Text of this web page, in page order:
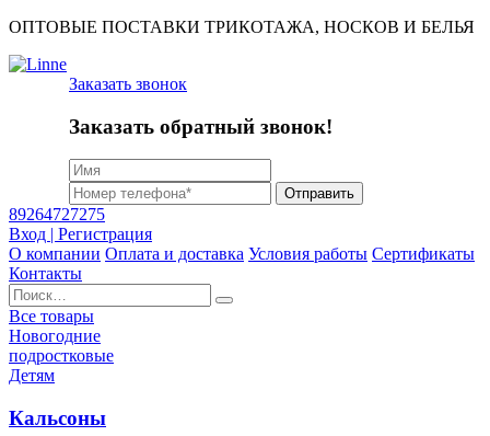
ОПТОВЫЕ ПОСТАВКИ ТРИКОТАЖА, НОСКОВ И БЕЛЬЯ
Заказать звонок
Заказать обратный звонок!
Отправить
89264727275
Вход | Регистрация
О компании Оплата и доставка Условия работы Сертификаты
Контакты
Найти:
Все товары
Новогодние
подростковые
Детям
Кальсоны